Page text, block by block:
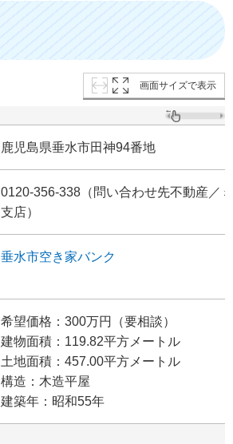
画面サイズで表示
鹿児島県垂水市田神94番地
0120-356-338（問い合わせ先不動産／
支店）
垂水市空き家バンク
希望価格：300万円（要相談）
建物面積：119.82平方メートル
土地面積：457.00平方メートル
構造：木造平屋
建築年：昭和55年